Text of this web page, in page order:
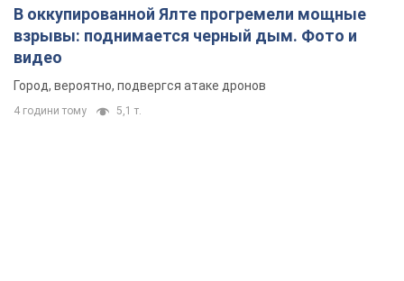
В оккупированной Ялте прогремели мощные
взрывы: поднимается черный дым. Фото и
видео
Город, вероятно, подвергся атаке дронов
4 години тому 5,1 т.